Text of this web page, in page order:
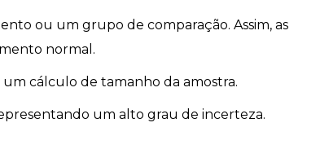
ou um grupo de comparação. Assim, as
normal.
cálculo de tamanho da amostra.
um alto grau de incerteza.